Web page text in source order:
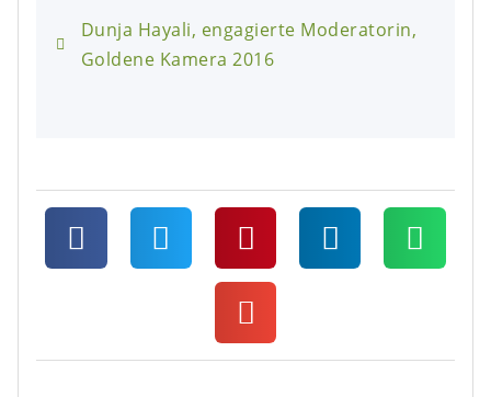
Dunja Hayali, engagierte Moderatorin,
Goldene Kamera 2016